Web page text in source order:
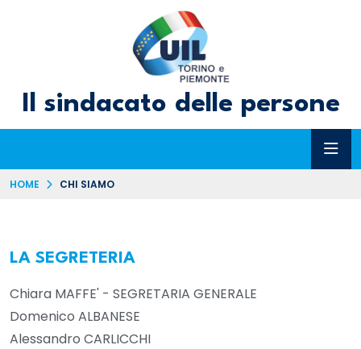
Il sindacato delle persone
HOME CHI SIAMO
LA SEGRETERIA
Chiara MAFFE' - SEGRETARIA GENERALE
Domenico ALBANESE
Alessandro CARLICCHI